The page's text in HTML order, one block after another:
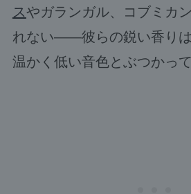
スやガランガル、コブミカ
れない――彼らの鋭い香り
温かく低い音色とぶつかっ